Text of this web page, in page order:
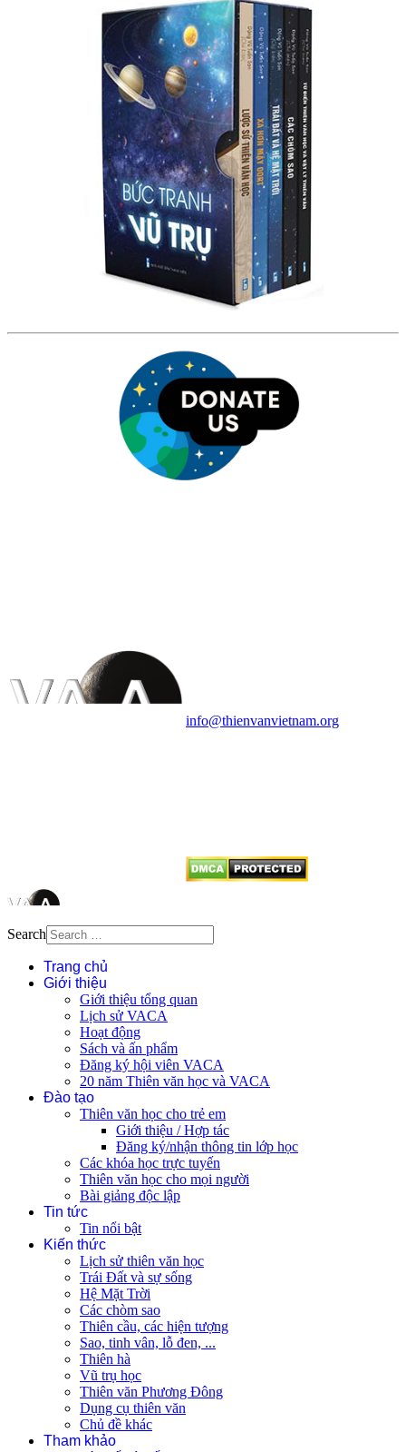
info@thienvanvietnam.org
Search
Trang chủ
Giới thiệu
Giới thiệu tổng quan
Lịch sử VACA
Hoạt động
Sách và ấn phẩm
Đăng ký hội viên VACA
20 năm Thiên văn học và VACA
Đào tạo
Thiên văn học cho trẻ em
Giới thiệu / Hợp tác
Đăng ký/nhận thông tin lớp học
Các khóa học trực tuyến
Thiên văn học cho mọi người
Bài giảng độc lập
Tin tức
Tin nổi bật
Kiến thức
Lịch sử thiên văn học
Trái Đất và sự sống
Hệ Mặt Trời
Các chòm sao
Thiên cầu, các hiện tượng
Sao, tinh vân, lỗ đen, ...
Thiên hà
Vũ trụ học
Thiên văn Phương Đông
Dụng cụ thiên văn
Chủ đề khác
Tham khảo